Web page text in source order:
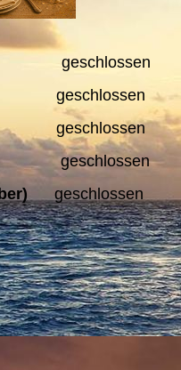
geschlossen